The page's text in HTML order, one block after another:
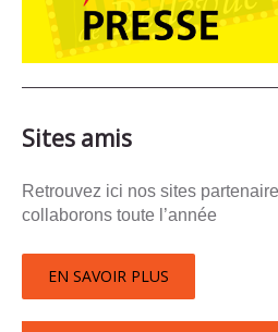
Sites amis
Retrouvez ici nos sites
collaborons toute l’année
EN SAVOIR PLUS